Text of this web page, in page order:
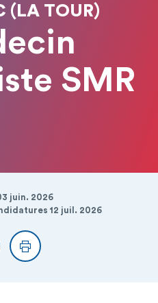
(LA TOUR)
SMR
juin. 2026
12 juil. 2026
Imprimer